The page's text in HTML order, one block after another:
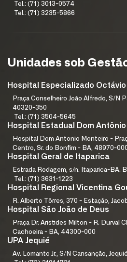
Tel.: (71) 3013-0574
Tel.: (71) 3235-5866
Unidades sob
Hospital Especializado
Praça Conselheiro João Alfredo, S/N
40320-350
Tel.: (71) 3504-5645
Hospital Estadual Dom
Hospital Dom Antonio Monteiro -
Centro, Sr. do Bonfim - BA, 48970-
Hospital Geral de Itaparica
Estrada Rodagem, s/n. Itaparica-BA.
Tel.: (71) 3631-1223
Hospital Regional Vicentina
R. Alberto Tôrres, 370 - Estação,
Hospital São João de Deus
Praça Dr. Aristides Milton - R. Durval
Cachoeira - BA, 44300-000
UPA Jequié
Av. Lomanto Jr., S/N Cansanção,